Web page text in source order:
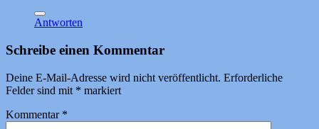
Antworten
Schreibe einen Kommentar
Deine E-Mail-Adresse wird nicht veröffentlicht. Erforderliche
Felder sind mit * markiert
Kommentar *